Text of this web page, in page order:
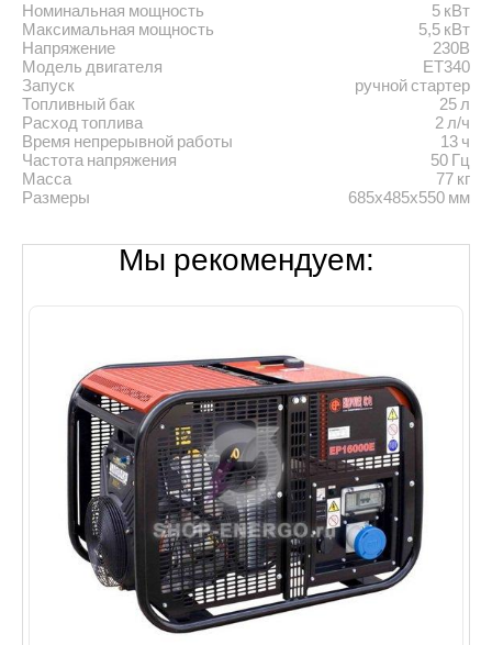
Номинальная мощность
5 кВт
Максимальная мощность
5,5 кВт
Напряжение
230В
Модель двигателя
ET340
Запуск
ручной стартер
Топливный бак
25 л
Расход топлива
2 л/ч
Время непрерывной работы
13 ч
Частота напряжения
50 Гц
Масса
77 кг
Размеры
685х485х550 мм
Мы рекомендуем: